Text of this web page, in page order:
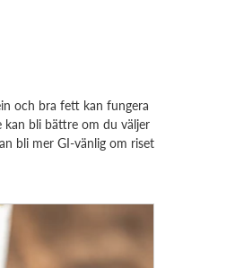
och bra fett kan fungera
kan bli bättre om du väljer
bli mer GI-vänlig om riset